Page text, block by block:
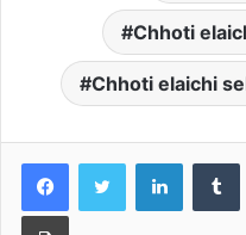
Chhoti
Chhoti elaichi
LinkedIn
Print